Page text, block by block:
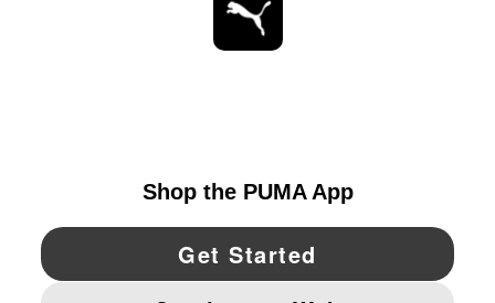
YouTube Twitter Pinterest